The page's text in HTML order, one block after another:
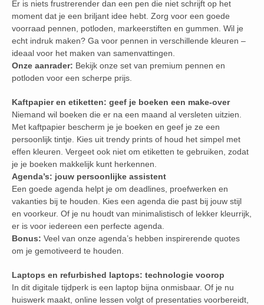
Er is niets frustrerender dan een pen die niet schrijft op het
moment dat je een briljant idee hebt. Zorg voor een goede
voorraad pennen, potloden, markeerstiften en gummen. Wil je
echt indruk maken? Ga voor pennen in verschillende kleuren –
ideaal voor het maken van samenvattingen.
Onze aanrader: Bekijk onze set van premium pennen en
potloden voor een scherpe prijs.
Kaftpapier en etiketten: geef je boeken een make-over
Niemand wil boeken die er na een maand al versleten uitzien.
Met kaftpapier bescherm je je boeken en geef je ze een
persoonlijk tintje. Kies uit trendy prints of houd het simpel met
effen kleuren. Vergeet ook niet om etiketten te gebruiken, zodat
je je boeken makkelijk kunt herkennen.
Agenda’s: jouw persoonlijke assistent
Een goede agenda helpt je om deadlines, proefwerken en
vakanties bij te houden. Kies een agenda die past bij jouw stijl
en voorkeur. Of je nu houdt van minimalistisch of lekker kleurrijk,
er is voor iedereen een perfecte agenda.
Bonus: Veel van onze agenda’s hebben inspirerende quotes
om je gemotiveerd te houden.
Laptops en refurbished laptops: technologie voorop
In dit digitale tijdperk is een laptop bijna onmisbaar. Of je nu
huiswerk maakt, online lessen volgt of presentaties voorbereidt,